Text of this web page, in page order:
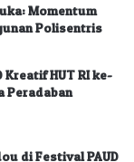
Momentum
Polisentris
Kreatif HUT RI ke-
Peradaban
di Festival PAUD